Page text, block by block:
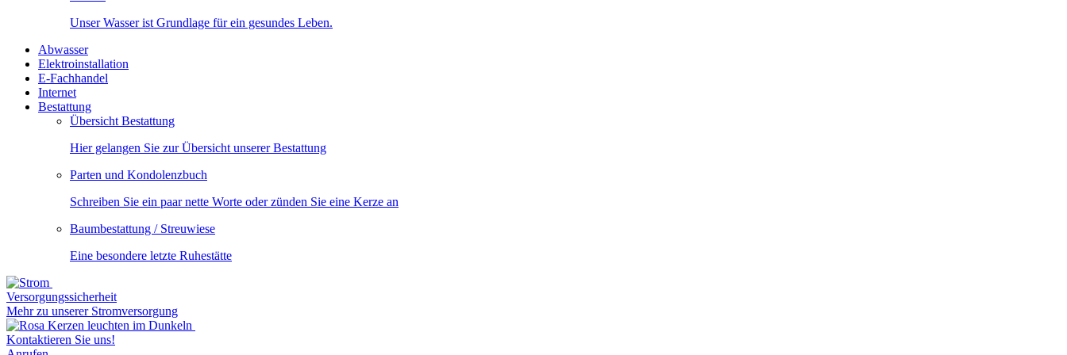
Unser Wasser ist Grundlage für ein gesundes Leben.
Abwasser
Elektroinstallation
E-Fachhandel
Internet
Bestattung
Übersicht Bestattung
Hier gelangen Sie zur Übersicht unserer Bestattung
Parten und Kondolenzbuch
Schreiben Sie ein paar nette Worte oder zünden Sie eine Kerze an
Baumbestattung / Streuwiese
Eine besondere letzte Ruhestätte
Versorgungssicherheit
Mehr zu unserer Stromversorgung
Kontaktieren Sie uns!